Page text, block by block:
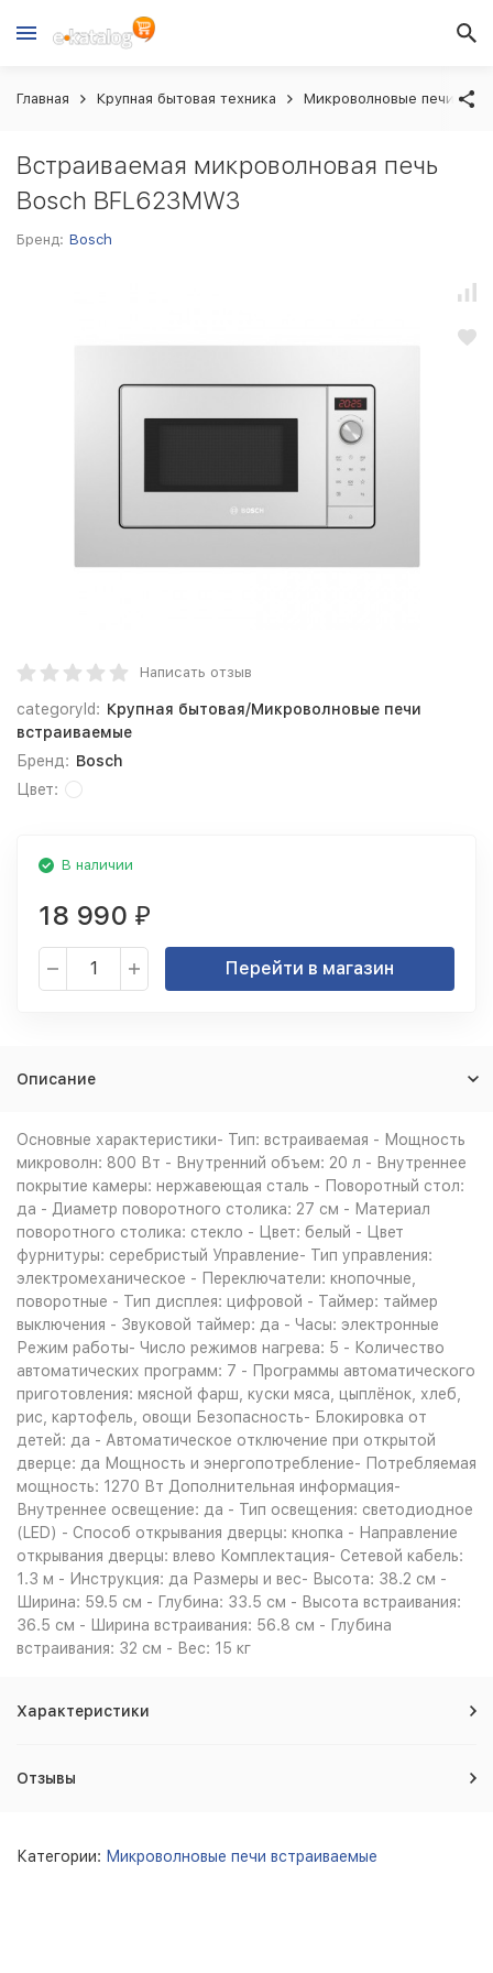
Главная Крупная бытовая техника Микроволновые печи
Встраиваемая микроволновая печь
Bosch BFL623MW3
Бренд: Bosch
Написать отзыв
categoryId: Крупная бытовая/Микроволновые печи
встраиваемые
Бренд: Bosch
Цвет:
В наличии
18 990 ₽
Перейти в магазин
Описание
Основные характеристики- Тип: встраиваемая - Мощность
микроволн: 800 Вт - Внутренний объем: 20 л - Внутреннее
покрытие камеры: нержавеющая сталь - Поворотный стол:
да - Диаметр поворотного столика: 27 см - Материал
поворотного столика: стекло - Цвет: белый - Цвет
фурнитуры: серебристый Управление- Тип управления:
электромеханическое - Переключатели: кнопочные,
поворотные - Тип дисплея: цифровой - Таймер: таймер
выключения - Звуковой таймер: да - Часы: электронные
Режим работы- Число режимов нагрева: 5 - Количество
автоматических программ: 7 - Программы автоматического
приготовления: мясной фарш, куски мяса, цыплёнок, хлеб,
рис, картофель, овощи Безопасность- Блокировка от
детей: да - Автоматическое отключение при открытой
дверце: да Мощность и энергопотребление- Потребляемая
мощность: 1270 Вт Дополнительная информация-
Внутреннее освещение: да - Тип освещения: светодиодное
(LED) - Способ открывания дверцы: кнопка - Направление
открывания дверцы: влево Комплектация- Сетевой кабель:
1.3 м - Инструкция: да Размеры и вес- Высота: 38.2 см -
Ширина: 59.5 см - Глубина: 33.5 см - Высота встраивания:
36.5 см - Ширина встраивания: 56.8 см - Глубина
встраивания: 32 см - Вес: 15 кг
Характеристики
Отзывы
Категории: Микроволновые печи встраиваемые